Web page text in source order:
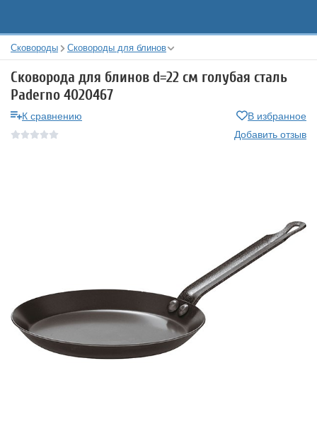
Сковороды Сковороды для блинов
Сковорода для блинов d=22 см голубая сталь
Paderno 4020467
К сравнению
В избранное
Добавить отзыв